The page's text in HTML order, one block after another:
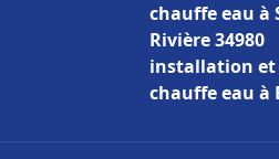
chauffe eau à
Rivière 34980
installation et
chauffe eau à